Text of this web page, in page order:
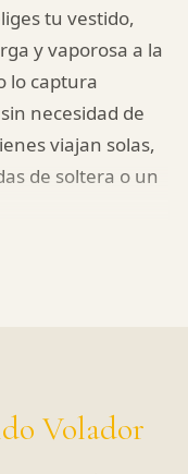
tu vestido,
y vaporosa a la
lo captura
necesidad de
viajan solas,
de soltera o un
hora en las
fotos
a tu sesión y
Volador